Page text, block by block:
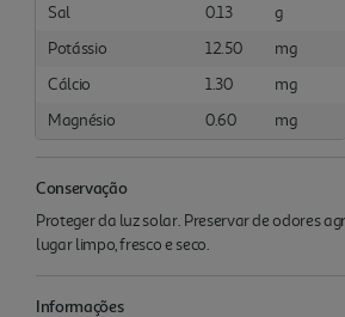
Sal
0.13
g
Potássio
12.50
mg
Cálcio
1.30
mg
Magnésio
0.60 mg
Conservação
Proteger da luz solar. Preservar de odores
lugar limpo, fresco e seco.
Informações